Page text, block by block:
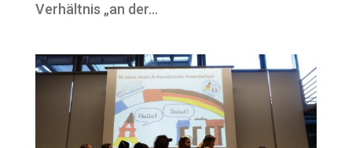
Verhältnis „an der...